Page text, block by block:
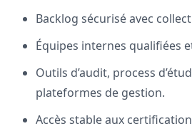
Backlog sécurisé avec
Équipes internes qualifiées
Outils d’audit, process
plateformes de gestion.
Accès stable aux